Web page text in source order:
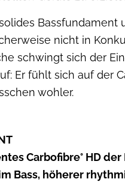
Bassfundament
nicht in
schwingt sich der
Er fühlt sich auf der
wohler.
Carbofibre° HD
Bass, höherer